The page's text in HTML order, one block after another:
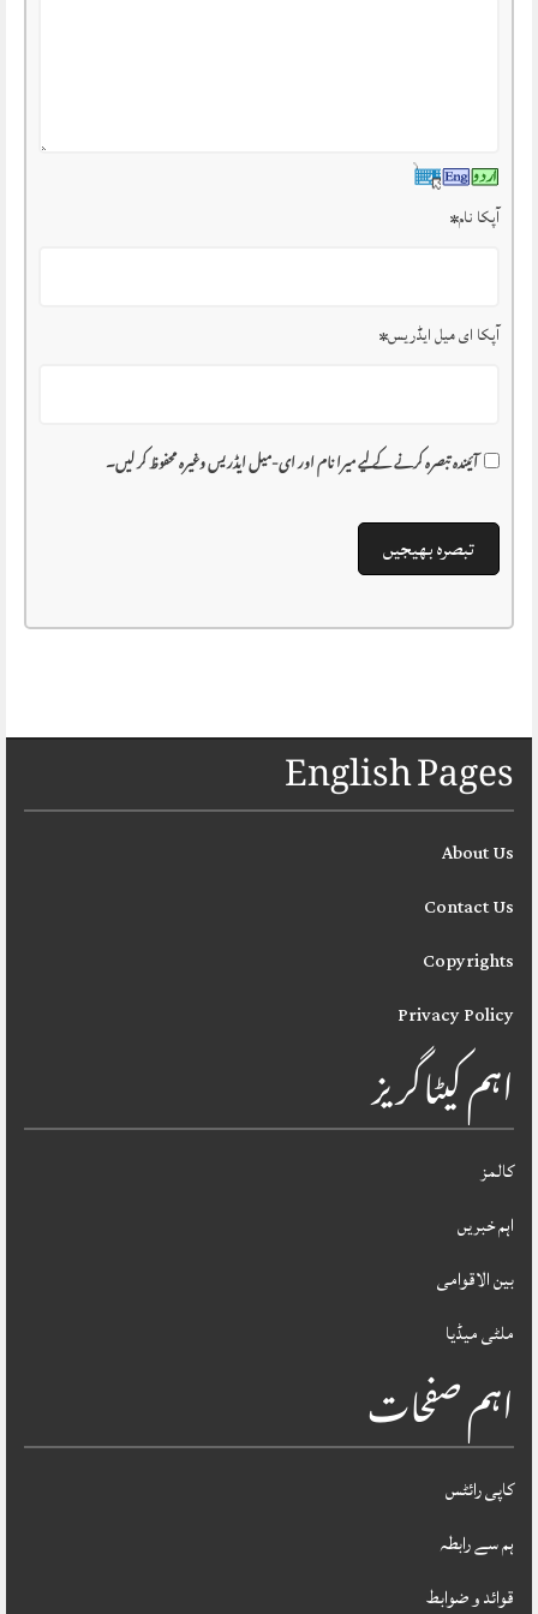
آپکا نام*
آپکا ای میل ایڈریس*
آئیندہ تبصرہ کرنے کے لیے میرا نام اور ای-میل ایڈریس وغیرہ محفوظ کر لیں۔
English Pages
About Us
Contact Us
Copyrights
Privacy Policy
اہم کیٹاگریز
کالمز
اہم خبریں
بین الاقوامی
ملٹی میڈیا
اہم صفحات
کاپی رائٹس
ہم سے رابطہ
قوائد و ضوابط